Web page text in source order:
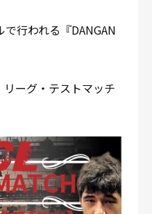
行われる『DANGAN
ーグ・テストマッチ